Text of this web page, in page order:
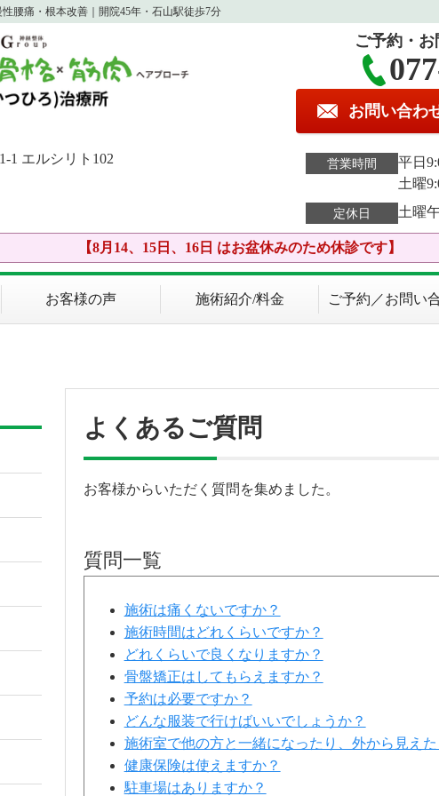
腰痛・根本改善｜開院45年・石山駅徒歩7分
1 エルシリト102
ご予約・
お問い合わ
営業時間
平日
土曜
定休日 土曜
【8月14、15日、16日 はお盆休みのため休診です】
お客様の声 施術紹介/料金 ご予約／お問い
よくあるご質問
お客様からいただく質問を集めました。
質問一覧
施術は痛くないですか？
施術時間はどれくらいですか？
どれくらいで良くなりますか？
骨盤矯正はしてもらえますか？
予約は必要ですか？
どんな服装で行けばいいでしょうか？
施術室で他の方と一緒になったり、外から見えた
健康保険は使えますか？
駐車場はありますか？